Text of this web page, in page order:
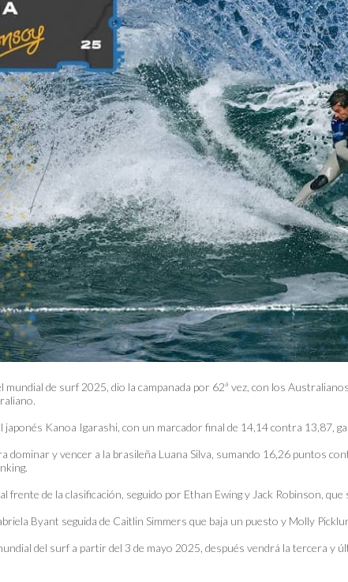
mundial de surf 2025, dio la campanada por 62ª vez, con los
japonés Kanoa Igarashi, con un marcador final de 14,14 contra 13,87,
dominar y vencer a la brasileña Luana Silva, sumando 16,26 puntos
frente de la clasificación, seguido por Ethan Ewing y Jack Robinson,
Byant seguida de Caitlin Simmers que baja un puesto y Molly
del surf a partir del 3 de mayo 2025, después vendrá la tercera y